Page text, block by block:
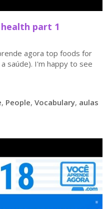
part 1
agora top foods for
saúde). I'm happy to see
, People, Vocabulary, aulas